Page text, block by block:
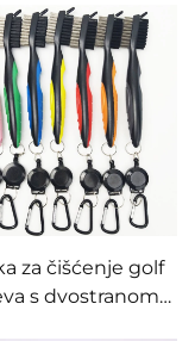
markerima za
i ostalom
za golf
za čišćenje golf
s dvostranom